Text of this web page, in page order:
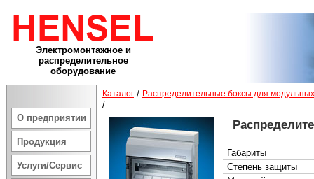
Электромонтажное и
распределительное
оборудование
О предприятии
Продукция
Услуги/Сервис
Каталог / Распределительные боксы для модульных
/
Габариты
Степень защиты